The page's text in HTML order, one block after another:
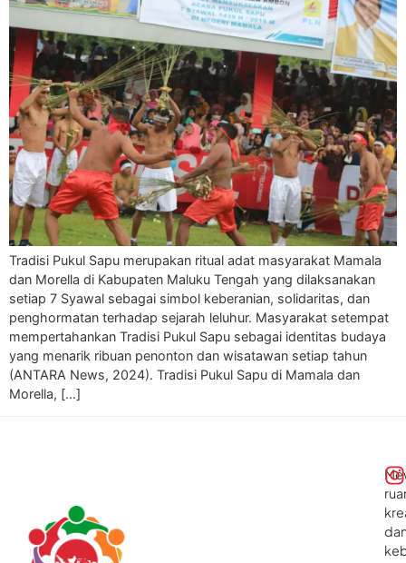
Tradisi Pukul Sapu merupakan ritual adat masyarakat Mamala
dan Morella di Kabupaten Maluku Tengah yang dilaksanakan
setiap 7 Syawal sebagai simbol keberanian, solidaritas, dan
penghormatan terhadap sejarah leluhur. Masyarakat setempat
mempertahankan Tradisi Pukul Sapu sebagai identitas budaya
yang menarik ribuan penonton dan wisatawan setiap tahun
(ANTARA News, 2024). Tradisi Pukul Sapu di Mamala dan
Morella, […]